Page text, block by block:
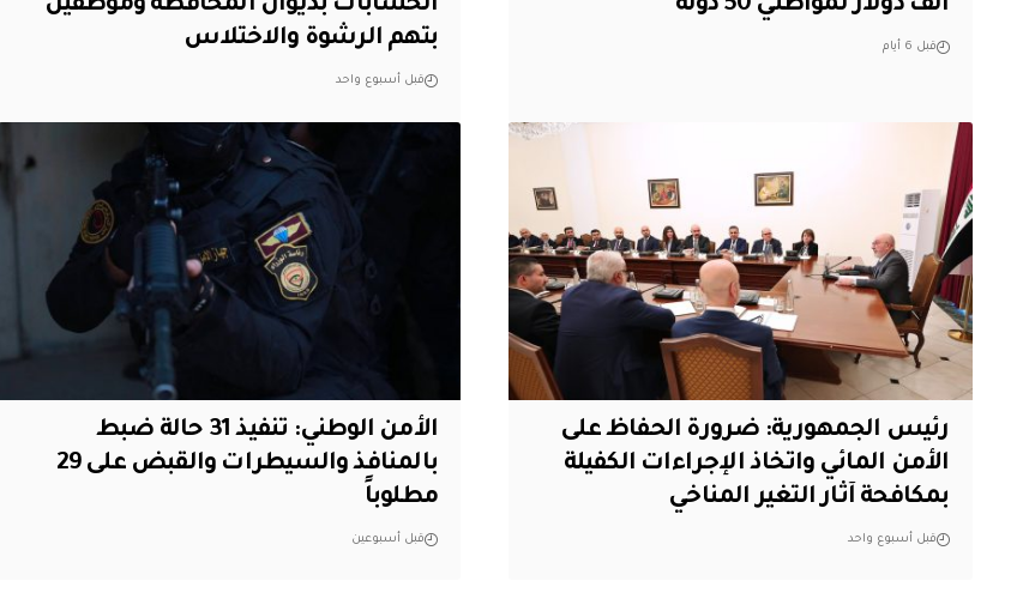
ألف دولار لمواطني 50 دولة
قبل 6 أيام
الحسابات بديوان المحافظة وموظفين
بتهم الرشوة والاختلاس
قبل أسبوع واحد
رئيس الجمهورية: ضرورة الحفاظ على
الأمن المائي واتخاذ الإجراءات الكفيلة
بمكافحة آثار التغير المناخي
قبل أسبوع واحد
الأمن الوطني: تنفيذ 31 حالة ضبط
بالمنافذ والسيطرات والقبض على 29
مطلوباً
قبل أسبوعين